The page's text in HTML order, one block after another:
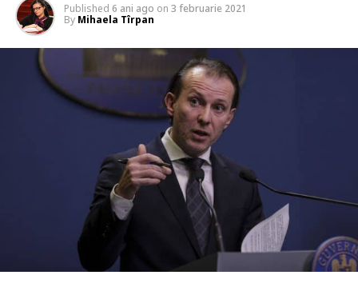
Published 6 ani ago on 3 februarie 2021
By Mihaela Tîrpan